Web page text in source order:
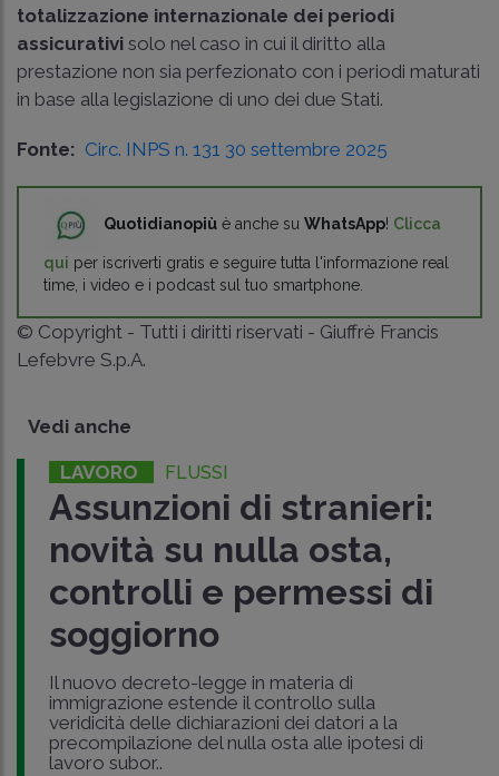
totalizzazione internazionale dei periodi
assicurativi solo nel caso in cui il diritto alla
prestazione non sia perfezionato con i periodi maturati
in base alla legislazione di uno dei due Stati.
Fonte: Circ. INPS n. 131 30 settembre 2025
Quotidianopiù è anche su WhatsApp! Clicca
qui per iscriverti gratis e seguire tutta l'informazione real
time, i video e i podcast sul tuo smartphone.
© Copyright - Tutti i diritti riservati - Giuffrè Francis
Lefebvre S.p.A.
Vedi anche
LAVORO FLUSSI
Assunzioni di stranieri:
novità su nulla osta,
controlli e permessi di
soggiorno
Il nuovo decreto-legge in materia di
immigrazione estende il controllo sulla
veridicità delle dichiarazioni dei datori a la
precompilazione del nulla osta alle ipotesi di
lavoro subor..